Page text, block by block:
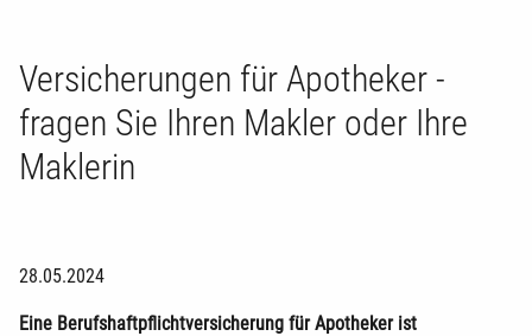
Versicherungen für Apotheker -
fragen Sie Ihren Makler oder Ihre
Maklerin
28.05.2024
Eine Berufshaftpflichtversicherung für Apotheker ist